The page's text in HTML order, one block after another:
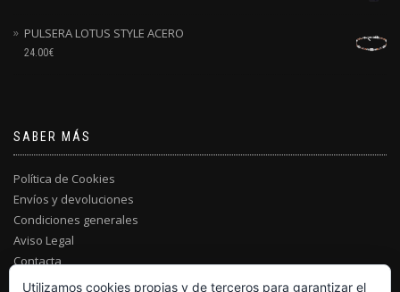
PULSERA LOTUS STYLE ACERO
24.00€
SABER MÁS
Política de Cookies
Envíos y devoluciones
Condiciones generales
Aviso Legal
Contacta
Utilizamos cookies propias y de terceros para garantizar el